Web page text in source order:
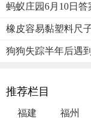
蚂蚁庄园6月10日
橡皮容易黏塑料尺
狗狗失踪半年后遇
推荐栏目
福建 福州